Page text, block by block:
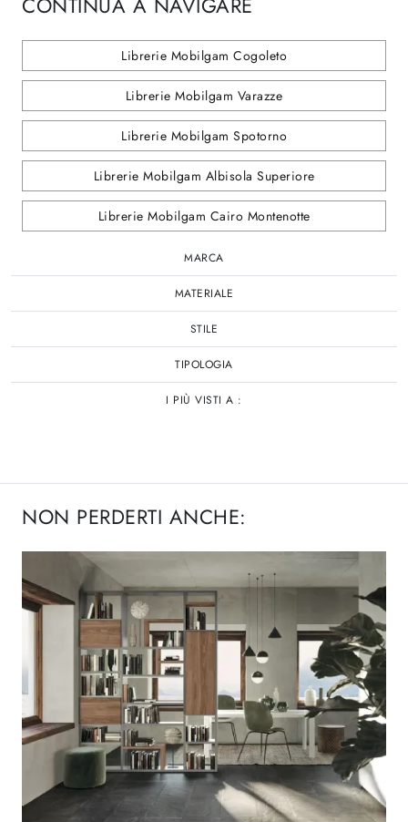
CONTINUA A NAVIGARE
Librerie Mobilgam Cogoleto
Librerie Mobilgam Varazze
Librerie Mobilgam Spotorno
Librerie Mobilgam Albisola Superiore
Librerie Mobilgam Cairo Montenotte
MARCA
MATERIALE
STILE
TIPOLOGIA
I PIÙ VISTI A :
NON PERDERTI ANCHE: